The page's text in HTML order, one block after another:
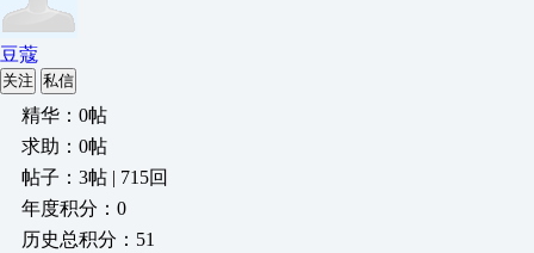
豆蔻
关注 私信
精华：0帖
求助：0帖
帖子：3帖 | 715回
年度积分：0
历史总积分：51